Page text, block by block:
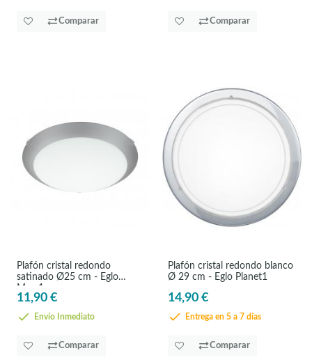
Comparar Comparar
Plafón cristal redondo
satinado Ø25 cm - Eglo
Mars1
11,90 €
Envío Inmediato
Comparar
Plafón cristal redondo blanco
Ø 29 cm - Eglo Planet1
14,90 €
Entrega en 5 a 7 días
Comparar